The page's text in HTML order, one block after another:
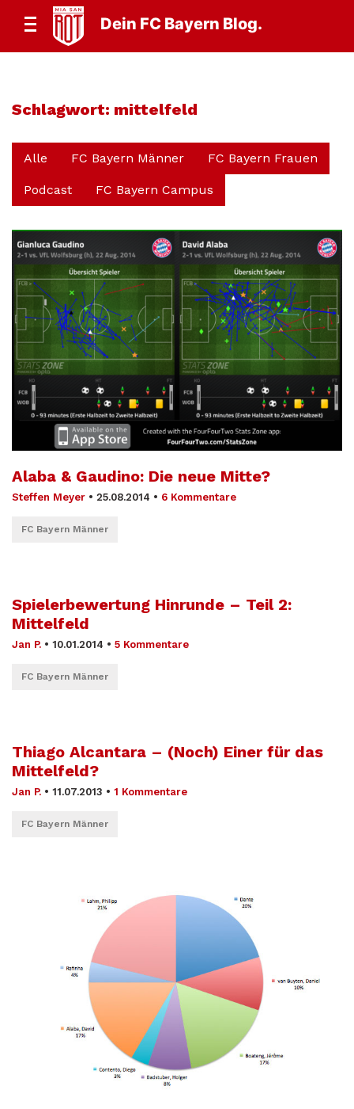
Dein FC Bayern Blog.
Schlagwort: mittelfeld
Alle FC Bayern Männer FC Bayern Frauen
Podcast FC Bayern Campus
Alaba & Gaudino: Die neue Mitte?
Steffen Meyer • 25.08.2014 • 6 Kommentare
FC Bayern Männer
Spielerbewertung Hinrunde – Teil 2:
Mittelfeld
Jan P. • 10.01.2014 • 5 Kommentare
FC Bayern Männer
Thiago Alcantara – (Noch) Einer für das
Mittelfeld?
Jan P. • 11.07.2013 • 1 Kommentare
FC Bayern Männer